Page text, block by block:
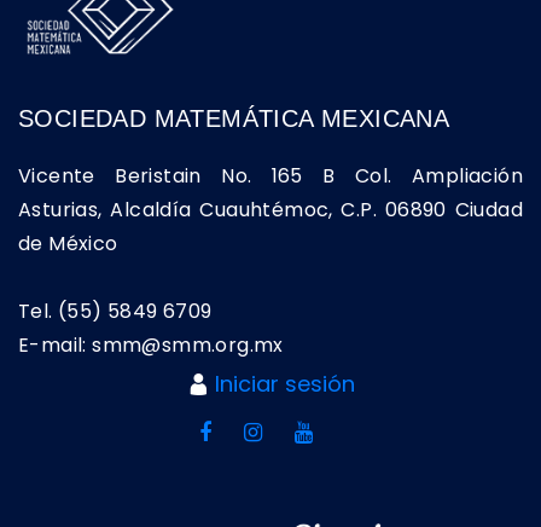
SOCIEDAD MATEMÁTICA MEXICANA
Vicente Beristain No. 165 B Col. Ampliación
Asturias, Alcaldía Cuauhtémoc, C.P. 06890 Ciudad
de México
Tel. (55) 5849 6709
E-mail: smm@smm.org.mx
Iniciar sesión